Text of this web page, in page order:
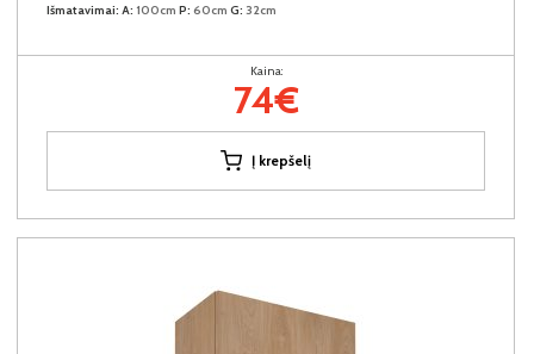
Išmatavimai: A: 100cm P: 60cm G: 32cm
Kaina:
74€
Į krepšelį